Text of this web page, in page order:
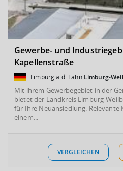
Gewerbe- und
Kapellenstraße
Limburg a.d. Lahn Limburg-
Mit ihrem Gewerbegebiet in der
bietet der Landkreis Limburg-
für Ihre Neuansiedlung. Relevante
einem...
VERGLEICHEN